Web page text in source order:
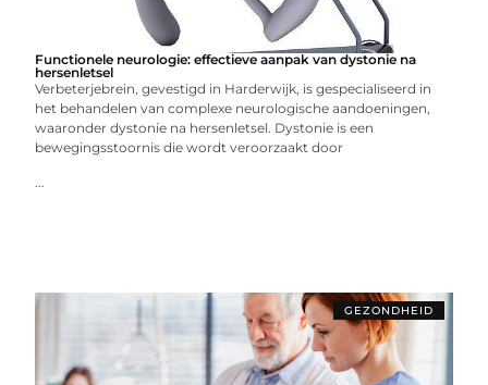
Functionele neurologie: effectieve aanpak van dystonie na
hersenletsel
Verbeterjebrein, gevestigd in Harderwijk, is gespecialiseerd in
het behandelen van complexe neurologische aandoeningen,
waaronder dystonie na hersenletsel. Dystonie is een
bewegingsstoornis die wordt veroorzaakt door
...
GEZONDHEID